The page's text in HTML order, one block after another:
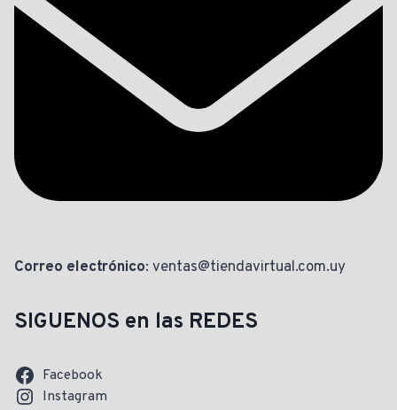
Correo electrónico: ventas@tiendavirtual.com.uy
SIGUENOS en las REDES
Facebook
Instagram